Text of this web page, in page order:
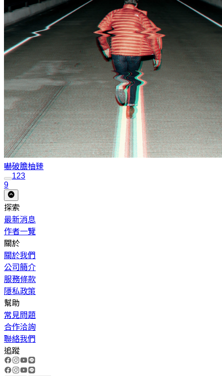
嚇破膽柚臻
123
9
探索
最新消息
作者一覽
關於
關於我們
公司簡介
服務條款
隱私政策
幫助
常見問題
合作洽詢
聯絡我們
追蹤